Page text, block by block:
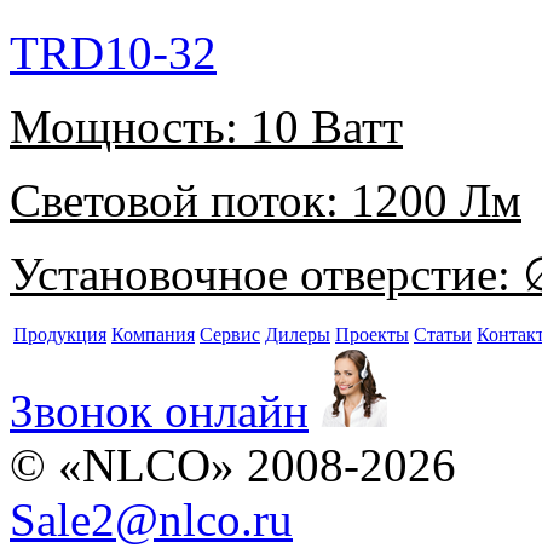
TRD10-32
Мощность: 10 Ватт
Световой поток: 1200 Лм
Установочное отверстие:
Продукция Компания Сервис Дилеры Проекты Статьи
Звонок онлайн
© «NLCO» 2008-2026
Sale2@nlco.ru